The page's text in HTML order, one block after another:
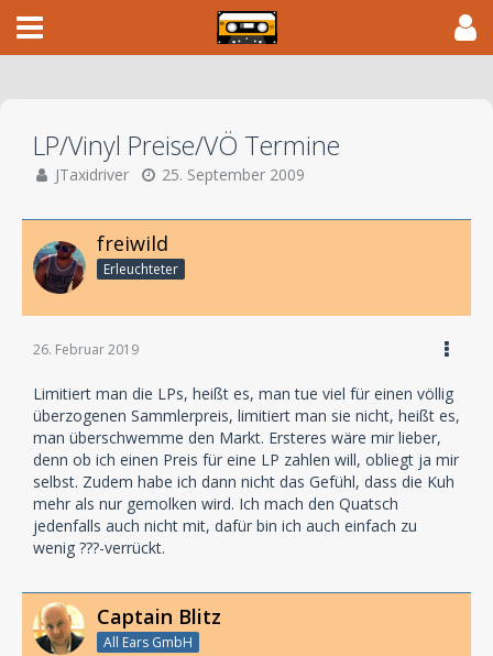
LP/Vinyl Preise/VÖ Termine
JTaxidriver 25. September 2009
freiwild
Erleuchteter
26. Februar 2019
Limitiert man die LPs, heißt es, man tue viel für einen völlig
überzogenen Sammlerpreis, limitiert man sie nicht, heißt es,
man überschwemme den Markt. Ersteres wäre mir lieber,
denn ob ich einen Preis für eine LP zahlen will, obliegt ja mir
selbst. Zudem habe ich dann nicht das Gefühl, dass die Kuh
mehr als nur gemolken wird. Ich mach den Quatsch
jedenfalls auch nicht mit, dafür bin ich auch einfach zu
wenig ???-verrückt.
Captain Blitz
All Ears GmbH